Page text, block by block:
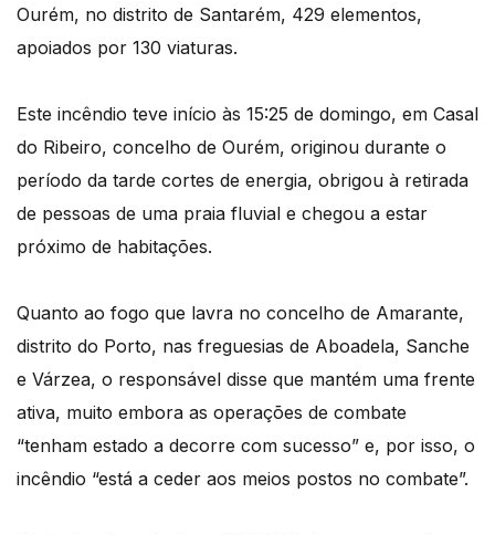
Ourém, no distrito de Santarém, 429 elementos,
apoiados por 130 viaturas.
Este incêndio teve início às 15:25 de domingo, em Casal
do Ribeiro, concelho de Ourém, originou durante o
período da tarde cortes de energia, obrigou à retirada
de pessoas de uma praia fluvial e chegou a estar
próximo de habitações.
Quanto ao fogo que lavra no concelho de Amarante,
distrito do Porto, nas freguesias de Aboadela, Sanche
e Várzea, o responsável disse que mantém uma frente
ativa, muito embora as operações de combate
“tenham estado a decorre com sucesso” e, por isso, o
incêndio “está a ceder aos meios postos no combate”.